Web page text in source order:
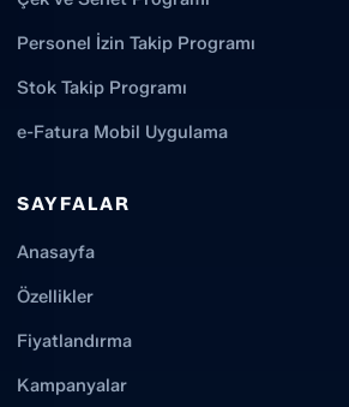
Personel İzin Takip Programı
Stok Takip Programı
e-Fatura Mobil Uygulama
SAYFALAR
Anasayfa
Özellikler
Fiyatlandırma
Kampanyalar